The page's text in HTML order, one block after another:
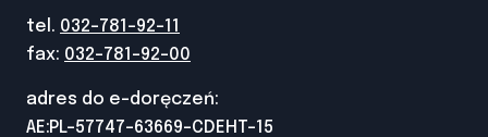
tel. 032-781-92-11
fax: 032-781-92-00
adres do e-doręczeń:
AE:PL-57747-63669-CDEHT-15